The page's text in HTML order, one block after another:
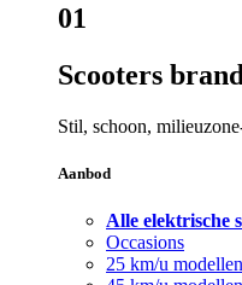
01
Scooters
Stil, schoon,
Aanbod
Alle elektrische
Occasions
25 km/u modellen